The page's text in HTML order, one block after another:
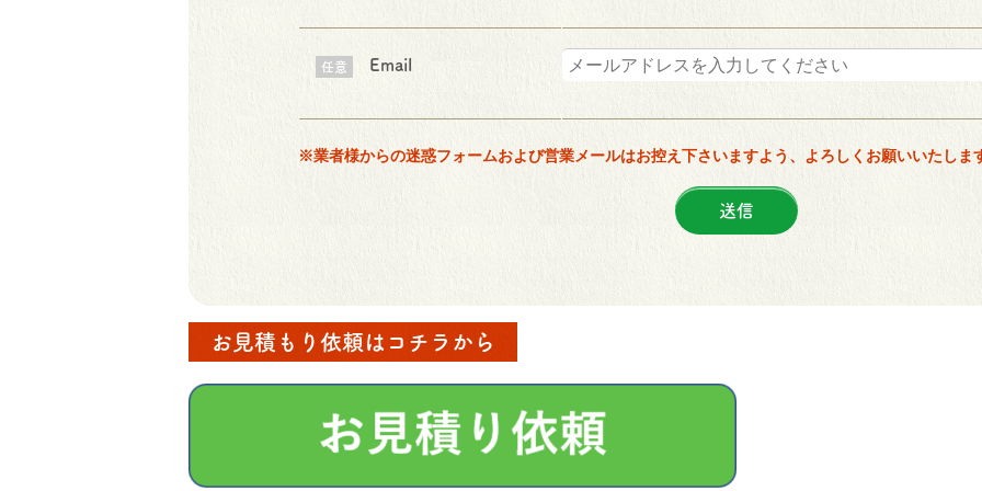
任意 Email
※業者様からの迷惑フォームおよび営業メールはお控え下さいますよう、よろしくお願いいたしま
お見積もり依頼はコチラから